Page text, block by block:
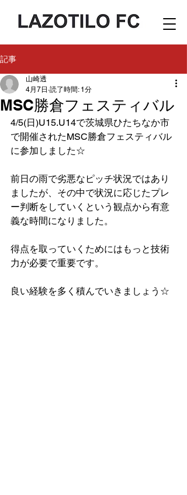
記事
MSC勝倉フェスティバル
山崎透
4月7日 読了時間: 1分
4/5(日)U15.U14で茨城県ひたちなか市
で開催されたMSC勝倉フェスティバル
に参加しました☆
前日の雨で劣悪なピッチ状況ではあり
ましたが、その中で状況に応じたプレ
ー判断をしていくという観点から有意
義な時間になりました。
得点を取っていくためにはもっと技術
力が必要で重要です。
良い経験を多く積んでいきましょう☆